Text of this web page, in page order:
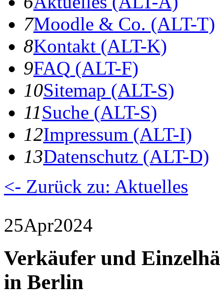
7Moodle & Co. (ALT-T)
8Kontakt (ALT-K)
9FAQ (ALT-F)
10Sitemap (ALT-S)
11Suche (ALT-S)
12Impressum (ALT-I)
13Datenschutz (ALT-D)
<- Zurück zu: Aktuelles
25Apr2024
Verkäufer und
in Berlin